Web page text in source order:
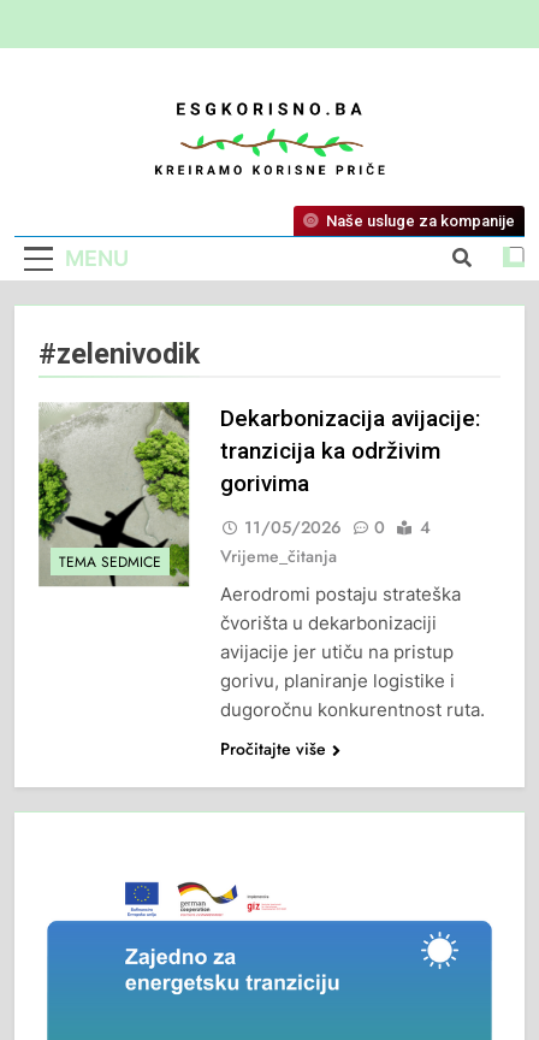
ESG Korisno
Kreiramo Korisne Priče
MENU
Naše usluge za kompanije
#zelenivodik
TEMA SEDMICE
Dekarbonizacija avijacije:
tranzicija ka održivim
gorivima
11/05/2026 0
4
Vrijeme_čitanja
Aerodromi postaju strateška
čvorišta u dekarbonizaciji
avijacije jer utiču na pristup
gorivu, planiranje logistike i
dugoročnu konkurentnost ruta.
Pročitajte više